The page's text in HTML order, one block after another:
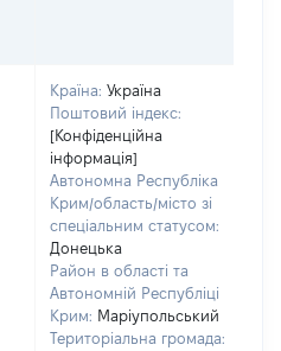
Країна: Україна
Поштовий індекс:
[Конфіденційна
інформація]
Автономна Республіка
Крим/область/місто зі
спеціальним статусом:
Донецька
Район в області та
Автономній Республіці
Крим: Маріупольський
Територіальна громада: